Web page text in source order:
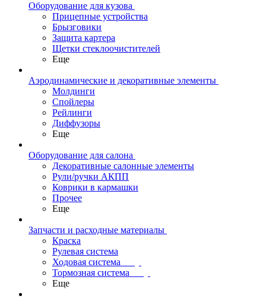
Оборудование для кузова
Прицепные устройства
Брызговики
Защита картера
Щетки стеклоочистителей
Еще
Аэродинамические и декоративные элементы
Молдинги
Спойлеры
Рейлинги
Диффузоры
Еще
Оборудование для салона
Декоративные салонные элементы
Рули/ручки АКПП
Коврики в кармашки
Прочее
Еще
Запчасти и расходные материалы
Краска
Рулевая система
Ходовая система
Тормозная система
Еще